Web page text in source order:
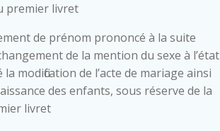
premier livret
de prénom prononcé à la suite
de la mention du sexe à l’état
modification de l’acte de mariage ainsi
des enfants, sous réserve de la
livret